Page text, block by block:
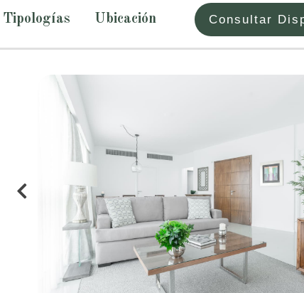
Tipologías Ubicación Consultar